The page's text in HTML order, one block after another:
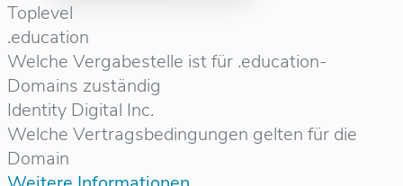
Toplevel
.education
Welche Vergabestelle ist für .education-
Domains zuständig
Identity Digital Inc.
Welche Vertragsbedingungen gelten für die
Domain